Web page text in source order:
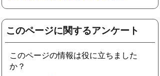
このページに関するアンケート
このページの情報は役に立ちました
か？